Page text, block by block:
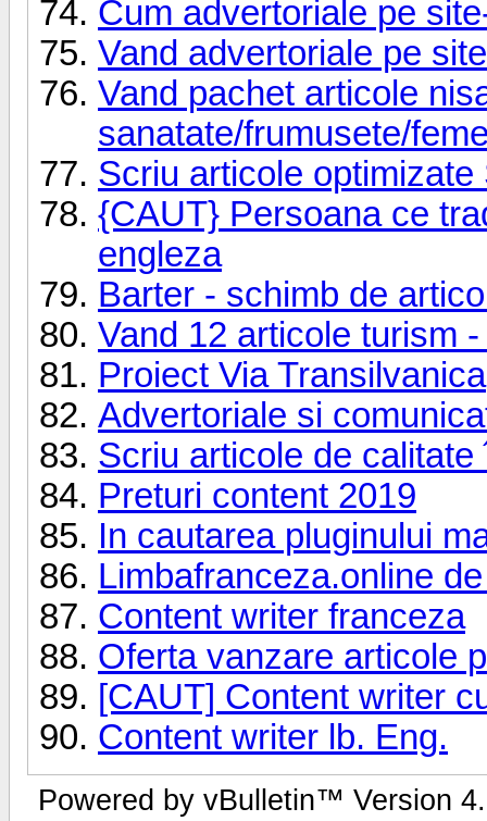
Cum advertoriale pe
Vand advertoriale pe
Vand pachet articole
sanatate/frumusete/
Scriu articole
{CAUT} Persoana ce
engleza
Barter - schimb de
Vand 12 articole turism
Proiect Via Transilvanica
Advertoriale si
Scriu articole de
Preturi content 2019
In cautarea pluginului
Limbafranceza.online
Content writer franceza
Oferta vanzare articole
[CAUT] Content writer
Content writer lb. Eng.
Powered by vBulletin™ Version